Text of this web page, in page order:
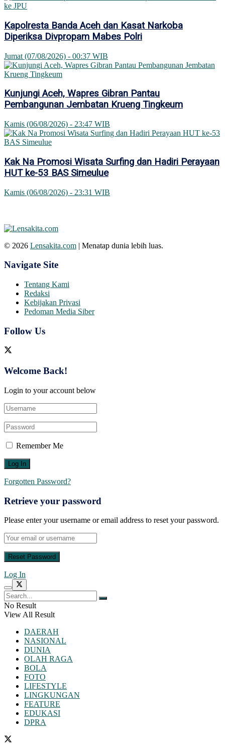
Kapolresta Banda Aceh dan Kasat Narkoba
Diperiksa Divpropam Mabes Polri
Jumat (07/08/2026) - 00:37 WIB
Kunjungi Aceh, Wapres Gibran Pantau
Pembangunan Jembatan Krueng Tingkeum
Kamis (06/08/2026) - 23:47 WIB
Kak Na Promosi Wisata Surfing dan Hadiri Perayaan
HUT ke-53 BAS Simeulue
Kamis (06/08/2026) - 23:31 WIB
© 2026 Lensakita.com | Menatap dunia lebih luas.
Navigate Site
Tentang Kami
Redaksi
Kebijakan Privasi
Pedoman Media Siber
Follow Us
Welcome Back!
Login to your account below
Remember Me
Forgotten Password?
Retrieve your password
Please enter your username or email address to reset your password.
Log In
No Result
View All Result
DAERAH
NASIONAL
DUNIA
OLAH RAGA
BOLA
FOTO
LIFESTYLE
LINGKUNGAN
FEATURE
EDUKASI
DPRA